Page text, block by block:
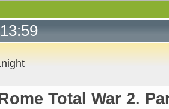
Total War 2.